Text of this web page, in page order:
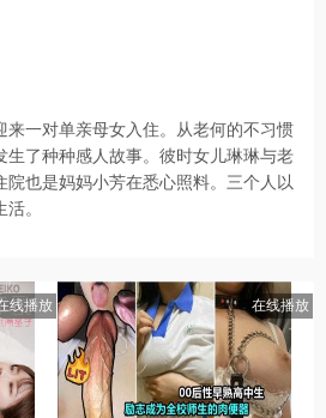
来一对单亲母女入住。从老何的不习惯
生了种种感人故事。彼时女儿琳琳与老
院也是妈妈小芳在悉心照料。三个人以
。